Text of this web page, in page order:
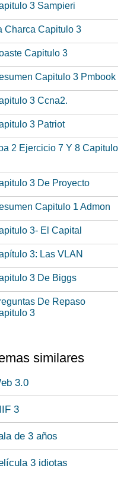
3 Sampieri
Charca Capitulo 3
Capitulo 3
Capitulo 3 Pmbook
3 Ccna2.
3 Patriot
2 Ejercicio 7 Y 8 Capitulo
3 De Proyecto
Capitulo 1 Admon
3- El Capital
3: Las VLAN
3 De Biggs
De Repaso
3
similares
3.0
3
de 3 años
3 idiotas